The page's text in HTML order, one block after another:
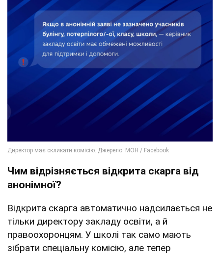
Чим відрізняється відкрита скарга від
анонімної?
Відкрита скарга автоматично надсилається не
тільки директору закладу освіти, а й
правоохоронцям. У школі так само мають
зібрати спеціальну комісію, але тепер